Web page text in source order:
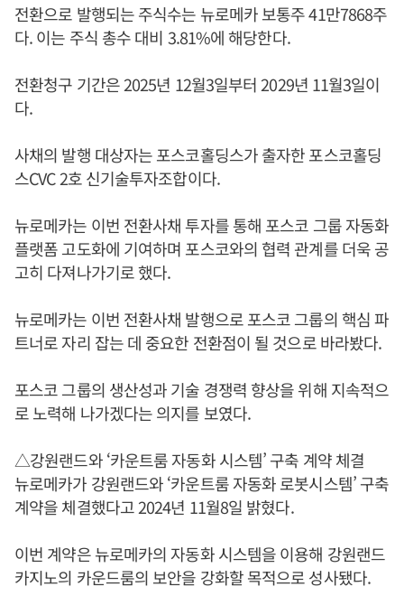
전환으로 발행되는 주식수는 뉴로메카 보통주 41만7868주
다. 이는 주식 총수 대비 3.81%에 해당한다.
전환청구 기간은 2025년 12월3일부터 2029년 11월3일이
다.
사채의 발행 대상자는 포스코홀딩스가 출자한 포스코홀딩
스CVC 2호 신기술투자조합이다.
뉴로메카는 이번 전환사채 투자를 통해 포스코 그룹 자동화
플랫폼 고도화에 기여하며 포스코와의 협력 관계를 더욱 공
고히 다져나가기로 했다.
뉴로메카는 이번 전환사채 발행으로 포스코 그룹의 핵심 파
트너로 자리 잡는 데 중요한 전환점이 될 것으로 바라봤다.
포스코 그룹의 생산성과 기술 경쟁력 향상을 위해 지속적으
로 노력해 나가겠다는 의지를 보였다.
△강원랜드와 ‘카운트룸 자동화 시스템’ 구축 계약 체결
뉴로메카가 강원랜드와 ‘카운트룸 자동화 로봇시스템’ 구축
계약을 체결했다고 2024년 11월8일 밝혔다.
이번 계약은 뉴로메카의 자동화 시스템을 이용해 강원랜드
카지노의 카운드룸의 보안을 강화할 목적으로 성사됐다.